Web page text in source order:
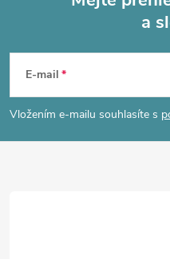
a
í
p
p
a
a
E-mail
Vložením e-mailu souhlasíte s